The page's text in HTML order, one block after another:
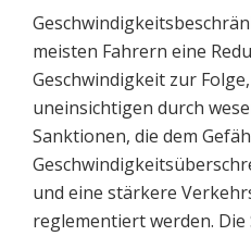
meisten Fahrern eine
Geschwindigkeit zur
uneinsichtigen durch
Sanktionen, die dem
und eine stärkere
reglementiert werden.